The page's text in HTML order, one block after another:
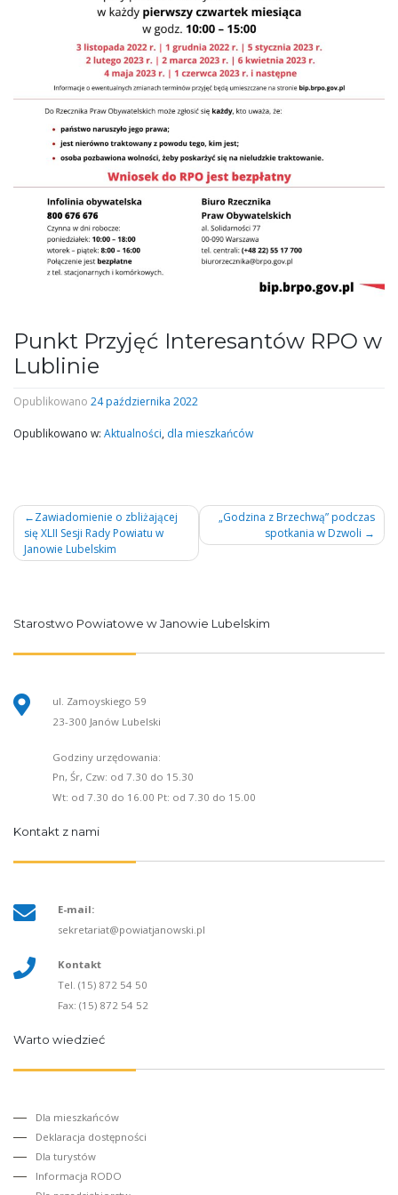
Punkt Przyjęć Interesantów RPO w
Lublinie
Opublikowano 24 października 2022
Opublikowano w: Aktualności, dla mieszkańców
Nawigacja
wpisu
Zawiadomienie o zbliżającej
się XLII Sesji Rady Powiatu w
Janowie Lubelskim
„Godzina z Brzechwą” podczas
spotkania w Dzwoli
Starostwo Powiatowe w Janowie Lubelskim
ul. Zamoyskiego 59
23-300 Janów Lubelski
Godziny urzędowania:
Pn, Śr, Czw: od 7.30 do 15.30
Wt: od 7.30 do 16.00 Pt: od 7.30 do 15.00
Kontakt z nami
E-mail:
sekretariat@powiatjanowski.pl
Kontakt
Tel. (15) 872 54 50
Fax: (15) 872 54 52
Warto wiedzieć
Dla mieszkańców
Deklaracja dostępności
Dla turystów
Informacja RODO